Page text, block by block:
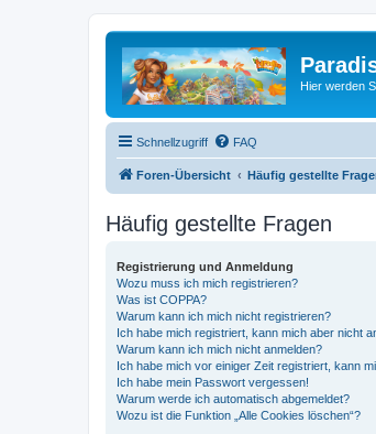
Hier werden
Schnellzugriff FAQ
Foren-Übersicht Häufig gestellte
Häufig gestellte Fragen
Registrierung und Anmeldung
Wozu muss ich mich registrieren?
Was ist COPPA?
Warum kann ich mich nicht registrieren?
Ich habe mich registriert, kann mich aber nicht
Warum kann ich mich nicht anmelden?
Ich habe mich vor einiger Zeit registriert, kann
Ich habe mein Passwort vergessen!
Warum werde ich automatisch abgemeldet?
Wozu ist die Funktion „Alle Cookies löschen“?